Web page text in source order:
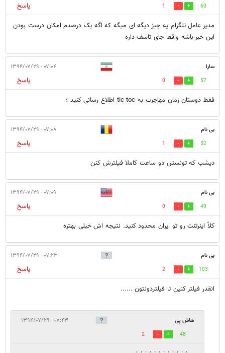
60
1
پاسخ
مدیر عامل تلگرام یه چیز دیگه ای میگه که اگه یک درصدم امکان درست بودن
این خبر باشه واقعا جای تاسف داره
سارا ۰۷:۰۴ - ۱۳۹۴/۰۷/۲۹
57
0
پاسخ
فقط دوستان زمان مهاجرت به tic toc اطلاع رسانی کنید ؛
بی نام ۰۷:۰۸ - ۱۳۹۴/۰۷/۲۹
52
1
پاسخ
ديشب كه تونستن دو ساعت كاملا فيلترش كنن
بی نام ۰۷:۰۹ - ۱۳۹۴/۰۷/۲۹
49
0
پاسخ
کلاً اینرتنت رو تو ایران محدود کنید. نتیجه اش خیلی بهتره
بی نام ۰۷:۲۳ - ۱۳۹۴/۰۷/۲۹
103
2
پاسخ
انقدر فیلتر کنین تا فیلتردونتون ......
هاش پی ۰۷:۴۳ - ۱۳۹۴/۰۷/۲۹
48
2